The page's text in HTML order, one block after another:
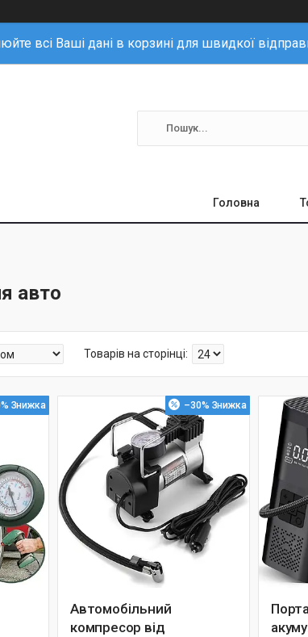
всі Ваші дані в корзині для швидкої
Головна
авто
–30%
Автомобільний
компресор від